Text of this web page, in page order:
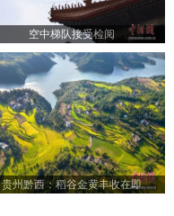
空中梯队接受检阅
贵州黔西：稻谷金黄丰收在即